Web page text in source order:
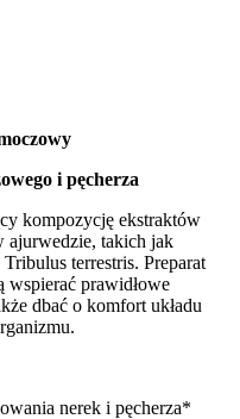
i pęcherza
kompozycję ekstraktów
ajurwedzie, takich jak
terrestris. Preparat
wspierać prawidłowe
dbać o komfort układu
nerek i pęcherza*